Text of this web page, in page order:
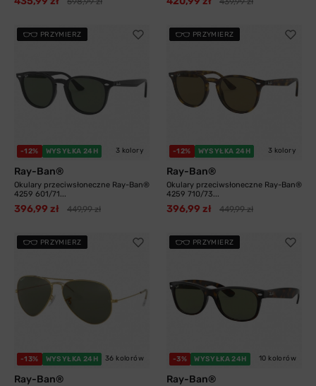
PRZYMIERZ
-12% WYSYŁKA 24H 3 kolory
Ray-Ban®
Okulary przeciwsłoneczne Ray-Ban®
4259 601/71...
396,99 zł 449,99 zł
PRZYMIERZ
-12% WYSYŁKA 24H 3 kolory
Ray-Ban®
Okulary przeciwsłoneczne Ray-Ban®
4259 710/73...
396,99 zł 449,99 zł
PRZYMIERZ
-13% WYSYŁKA 24H 36 kolorów
Ray-Ban®
PRZYMIERZ
-3% WYSYŁKA 24H 10 kolorów
Ray-Ban®